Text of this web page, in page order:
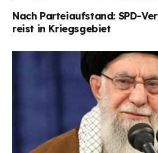
Nach Parteiaufstand: SPD-
reist in Kriegsgebiet